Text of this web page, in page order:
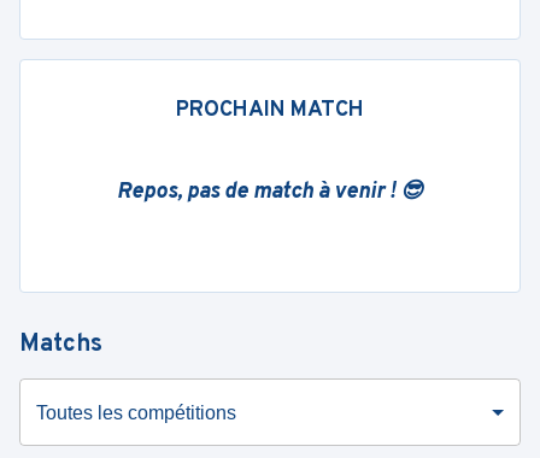
PROCHAIN MATCH
Repos, pas de match à venir ! 😎
Matchs
Toutes les compétitions